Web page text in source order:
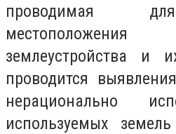
проводимая
землеустройства и
проводится
нерационально
используемых